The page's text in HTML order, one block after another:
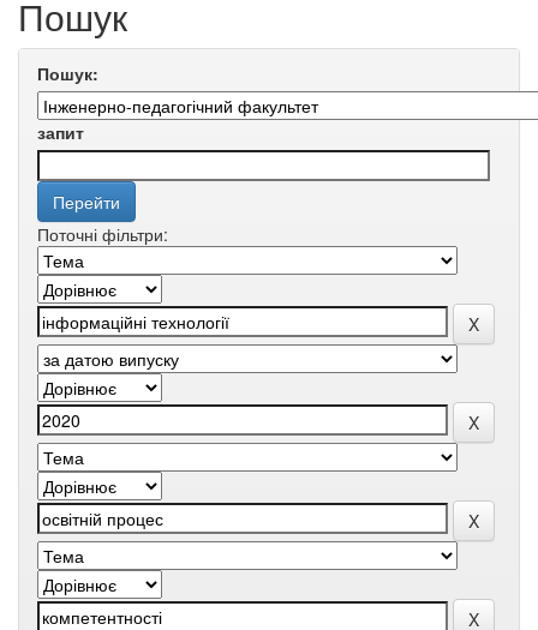
Пошук
Пошук:
запит
Поточні фільтри: